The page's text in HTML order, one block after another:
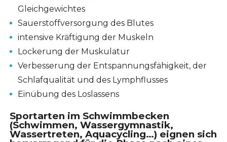
Gleichgewichtes
Sauerstoffversorgung des Blutes
intensive Kräftigung der Muskeln
Lockerung der Muskulatur
Verbesserung der Entspannungsfähigkeit, der
Schlafqualität und des Lymphflusses
Einübung des Loslassens
Sportarten im Schwimmbecken
(Schwimmen, Wassergymnastik,
Wassertreten, Aquacycling…) eignen sich